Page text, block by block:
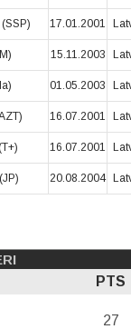
17.01.2001
15.11.2003
01.05.2003
16.07.2001
16.07.2001
20.08.2004
PTS
27